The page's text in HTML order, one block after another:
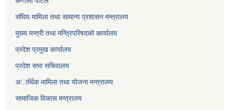
संघिय मामिला तथा सामान्य प्रशासन मन्त्रालय
मुख्य मन्त्री तथा मन्त्रिपरिषदको कार्यालय
प्रदेश प्रमुख कार्यालय
प्रदेश सभा सचिवालय
अार्थिक मामिला तथा याेजना मन्त्रालय
सामाजिक विकास मन्त्रालय